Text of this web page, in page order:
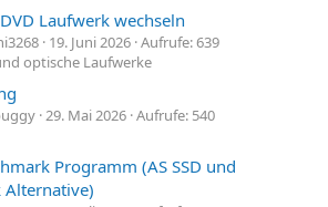
Laufwerk wechseln
19. Juni 2026 Aufrufe: 639
optische Laufwerke
29. Mai 2026 Aufrufe: 540
Programm (AS SSD und
Alternative)